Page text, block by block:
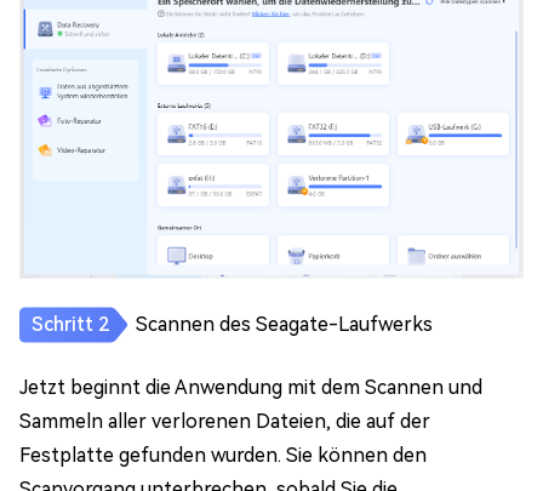
Scannen des Seagate-Laufwerks
Jetzt beginnt die Anwendung mit dem Scannen und
Sammeln aller verlorenen Dateien, die auf der
Festplatte gefunden wurden. Sie können den